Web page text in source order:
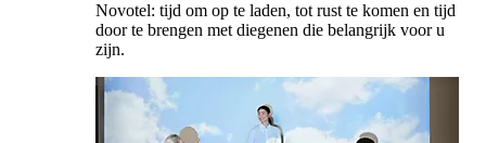
Novotel: tijd om op te laden, tot rust te komen en tijd
door te brengen met diegenen die belangrijk voor u
zijn.